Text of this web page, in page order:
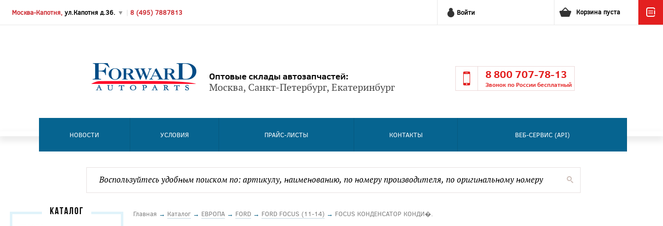
Москва-Капотня, ул.Капотня д.36. ▼ 8 (495) 7887813 Войти Корзина пуста
Оптовые склады автозапчастей:
Москва, Санкт-Петербург, Екатеринбург
8 800 707-78-13
Звонок по России бесплатный
НОВОСТИ УСЛОВИЯ ПРАЙС-ЛИСТЫ КОНТАКТЫ ВЕБ-СЕРВИС (API)
КАТАЛОГ Главная → Каталог → ЕВРОПА → FORD → FORD FOCUS (11-14) → FOCUS КОНДЕНСАТОР КОНДИ�.